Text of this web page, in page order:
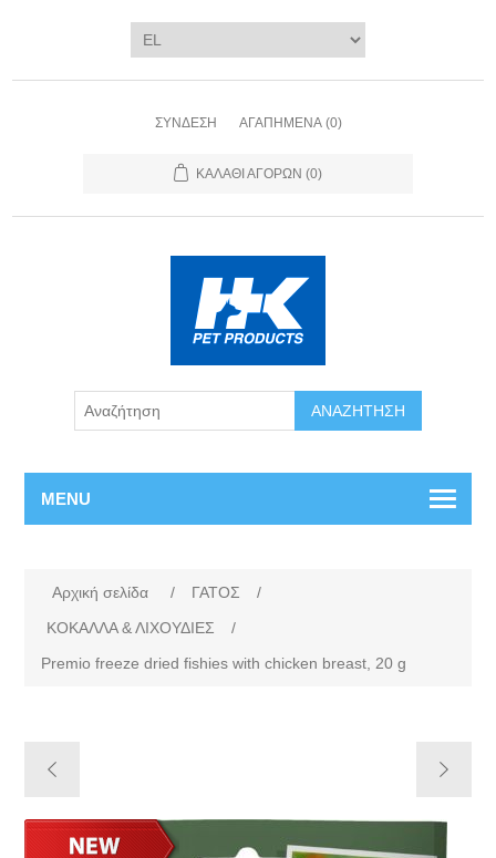
ΣΎΝΔΕΣΗ ΑΓΑΠΗΜΈΝΑ (0)
ΚΑΛΆΘΙ ΑΓΟΡΏΝ (0)
ΑΝΑΖΉΤΗΣΗ
MENU
Αρχική σελίδα / ΓΑΤΟΣ
/
ΚΟΚΑΛΛΑ & ΛΙΧΟΥΔΙΕΣ
/
Premio freeze dried fishies with chicken breast, 20 g